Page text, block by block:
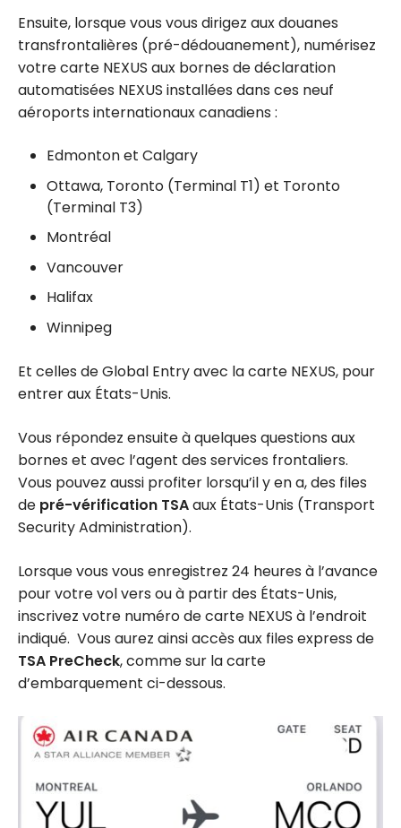
Ensuite, lorsque vous vous dirigez aux douanes
transfrontalières (pré-dédouanement), numérisez
votre carte NEXUS aux bornes de déclaration
automatisées NEXUS installées dans ces neuf
aéroports internationaux canadiens :
Edmonton et Calgary
Ottawa, Toronto (Terminal T1) et Toronto
(Terminal T3)
Montréal
Vancouver
Halifax
Winnipeg
Et celles de Global Entry avec la carte NEXUS, pour
entrer aux États-Unis.
Vous répondez ensuite à quelques questions aux
bornes et avec l’agent des services frontaliers.
Vous pouvez aussi profiter lorsqu’il y en a, des files
de pré-vérification TSAaux États-Unis (Transport
Security Administration).
Lorsque vous vous enregistrez 24 heures à l’avance
pour votre vol vers ou à partir des États-Unis,
inscrivez votre numéro de carte NEXUS à l’endroit
indiqué. Vous aurez ainsi accès aux files express de
TSA PreCheck, comme sur la carte
d’embarquement ci-dessous.